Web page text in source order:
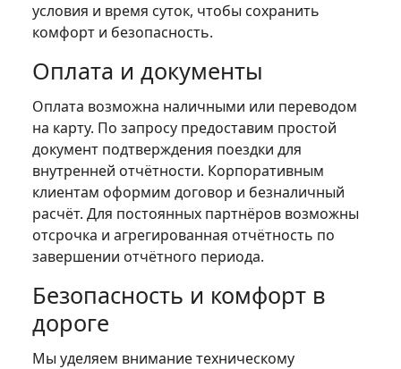
условия и время суток, чтобы сохранить
комфорт и безопасность.
Оплата и документы
Оплата возможна наличными или переводом
на карту. По запросу предоставим простой
документ подтверждения поездки для
внутренней отчётности. Корпоративным
клиентам оформим договор и безналичный
расчёт. Для постоянных партнёров возможны
отсрочка и агрегированная отчётность по
завершении отчётного периода.
Безопасность и комфорт в
дороге
Мы уделяем внимание техническому